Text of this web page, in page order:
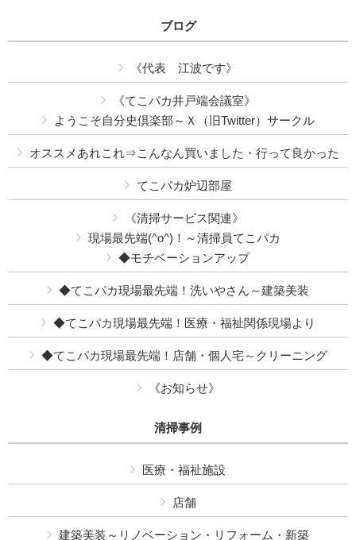
ブログ
《代表 江波です》
《てこパカ井戸端会議室》
ようこそ自分史倶楽部～Ｘ（旧Twitter）サークル
オススメあれこれ⇒こんなん買いました・行って良かった
てこパカ炉辺部屋
《清掃サービス関連》
現場最先端(^o^)！～清掃員てこパカ
◆モチベーションアップ
◆てこパカ現場最先端！洗いやさん～建築美装
◆てこパカ現場最先端！医療・福祉関係現場より
◆てこパカ現場最先端！店舗・個人宅～クリーニング
《お知らせ》
清掃事例
医療・福祉施設
店舗
建築美装～リノベーション・リフォーム・新築